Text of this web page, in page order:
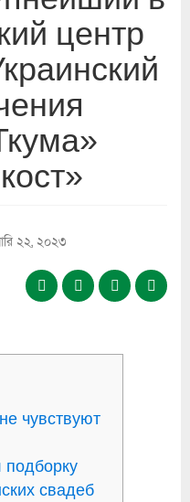
центр
২২, ২০২৩
чувствуют
свадеб